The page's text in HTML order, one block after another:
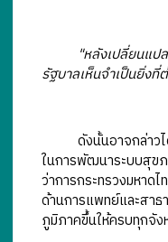
"หลังเปลี่ยนแป
รัฐบาลเห็นจำเป็นยิ่งที่
ดังนั้นอาจกล่าวได้ว่
ในการพัฒนาระบบสุข
ว่าการกระทรวงมหา
ด้านการแพทย์และสา
ภูมิภาคขึ้นให้ครบทุกจัง